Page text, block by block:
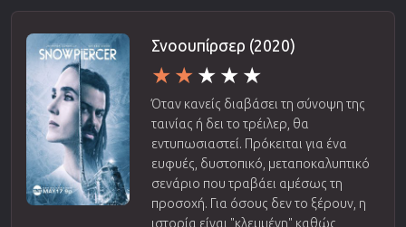
Σνοουπίρσερ (2020)
Όταν κανείς διαβάσει τη σύνοψη της
ταινίας ή δει το τρέιλερ, θα
εντυπωσιαστεί. Πρόκειται για ένα
ευφυές, δυστοπικό, μεταποκαλυπτικό
σενάριο που τραβάει αμέσως τη
προσοχή. Για όσους δεν το ξέρουν, η
ιστορία είναι "κλεμμένη" καθώς